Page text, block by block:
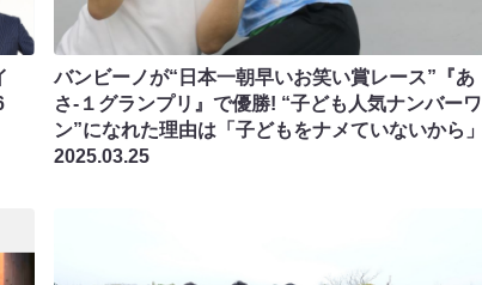
バンビーノが“日本一朝早いお笑い賞レース”『あ
さ-１グランプリ』で優勝! “子ども人気ナンバーワ
ン”になれた理由は「子どもをナメていないから」
2025.03.25